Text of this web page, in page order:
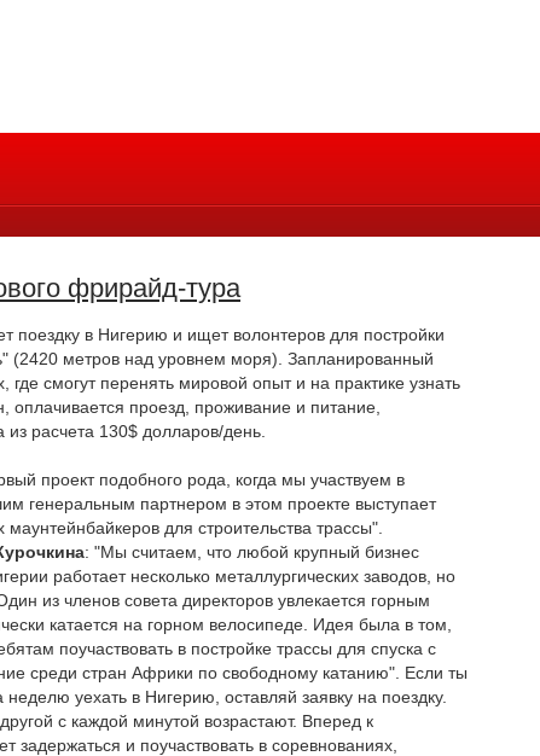
фрирайд-тура
поездку в Нигерию и ищет волонтеров для постройки
(2420 метров над уровнем моря). Запланированный
смогут перенять мировой опыт и на практике узнать
оплачивается проезд, проживание и питание,
расчета 130$ долларов/день.
проект подобного рода, когда мы участвуем в
генеральным партнером в этом проекте выступает
для строительства трассы".
: "Мы считаем, что любой крупный бизнес
работает несколько металлургических заводов, но
из членов совета директоров увлекается горным
катается на горном велосипеде. Идея была в том,
поучаствовать в постройке трассы для спуска с
среди стран Африки по свободному катанию". Если ты
уехать в Нигерию, оставляй заявку на поездку.
с каждой минутой возрастают. Вперед к
и поучаствовать в соревнованиях,